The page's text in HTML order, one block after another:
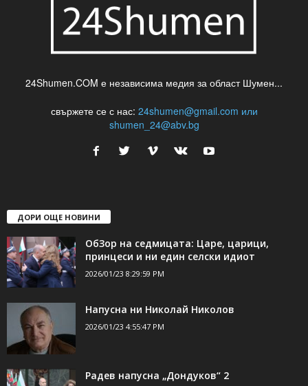
24Shumen.COM е независима медия за област Шумен...
свържете се с нас: 24shumen@gmail.com или
shumen_24@abv.bg
ДОРИ ОЩЕ НОВИНИ
ОбЗор на седмицата: Царе, царици,
принцеси и ни един селски идиот
2026/01/23 8:29:59 PM
Напусна ни Николай Николов
2026/01/23 4:55:47 PM
Радев напусна „Дондуков“ 2